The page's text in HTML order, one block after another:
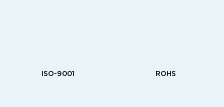
ISO-9001 ROHS